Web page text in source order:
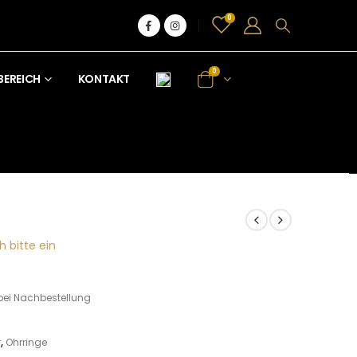
0
KONTAKT
0
bitte ein
Nachbestellung
, Ohrringe